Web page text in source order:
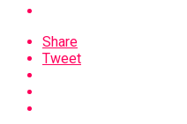
Share
Tweet